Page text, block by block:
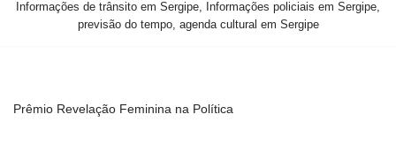
Informações de trânsito em Sergipe, Informações policiais em Sergipe,
previsão do tempo, agenda cultural em Sergipe
Prêmio Revelação Feminina na Política